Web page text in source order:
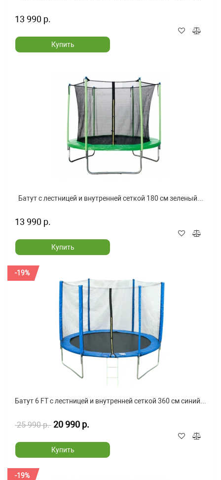
13 990 р.
Купить
Батут с лестницей и внутренней сеткой 180 см зеленый...
13 990 р.
Купить
-19%
Батут 6 FT с лестницей и внутренней сеткой 360 см синий...
25 990 р. 20 990 р.
Купить
-19%